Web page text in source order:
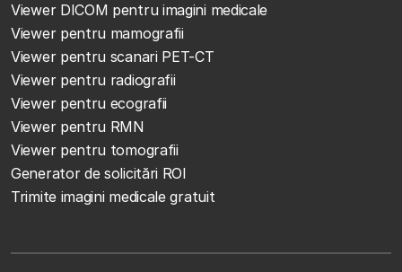
Viewer DICOM pentru imagini medicale
Viewer pentru mamografii
Viewer pentru scanari PET-CT
Viewer pentru radiografii
Viewer pentru ecografii
Viewer pentru RMN
Viewer pentru tomografii
Generator de solicitări ROI
Trimite imagini medicale gratuit